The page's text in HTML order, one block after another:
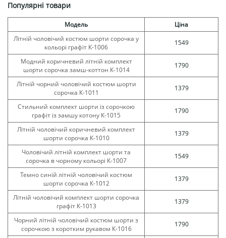
Популярні товари
Модель
Ціна
Літній чоловічий костюм шорти сорочка у
кольорі графіт К-1006
1549
Модний коричневий літній комплект
шорти сорочка замш-коттон К-1014
1790
Літній чорний чоловічий костюм шорти
сорочка К-1011
1379
Стильний комплект шорти із сорочкою
графіт із замшу котону К-1015
1790
Літній чоловічий коричневий комплект
шорти сорочка К-1010
1379
Чоловічий літній комплект шорти та
сорочка в чорному кольорі К-1007
1549
Темно синій літній чоловічий костюм
шорти сорочка К-1012
1379
Літній чоловічий комплект шорти сорочка
графіт К-1013
1379
Чорний літній чоловічий костюм шорти з
сорочкою з коротким рукавом К-1016
1790